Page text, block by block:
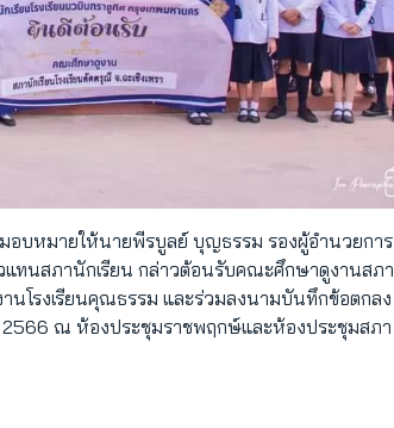
อบหมายให้นายพีรบูลย์ บุญธรรม รองผู้อำนวยการ
แทนสภานักเรียน กล่าวต้อนรับคณะศึกษาดูงานสภา
านโรงเรียนคุณธรรม และร่วมลงนามบันทึกข้อตกลง
ณ ห้องประชุมราชพฤกษ์และห้องประชุมสภา